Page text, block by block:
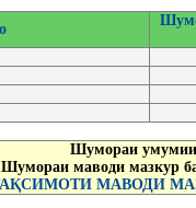
Шумораи умумии
Шумораи маводи мазкур
МАВОДИ